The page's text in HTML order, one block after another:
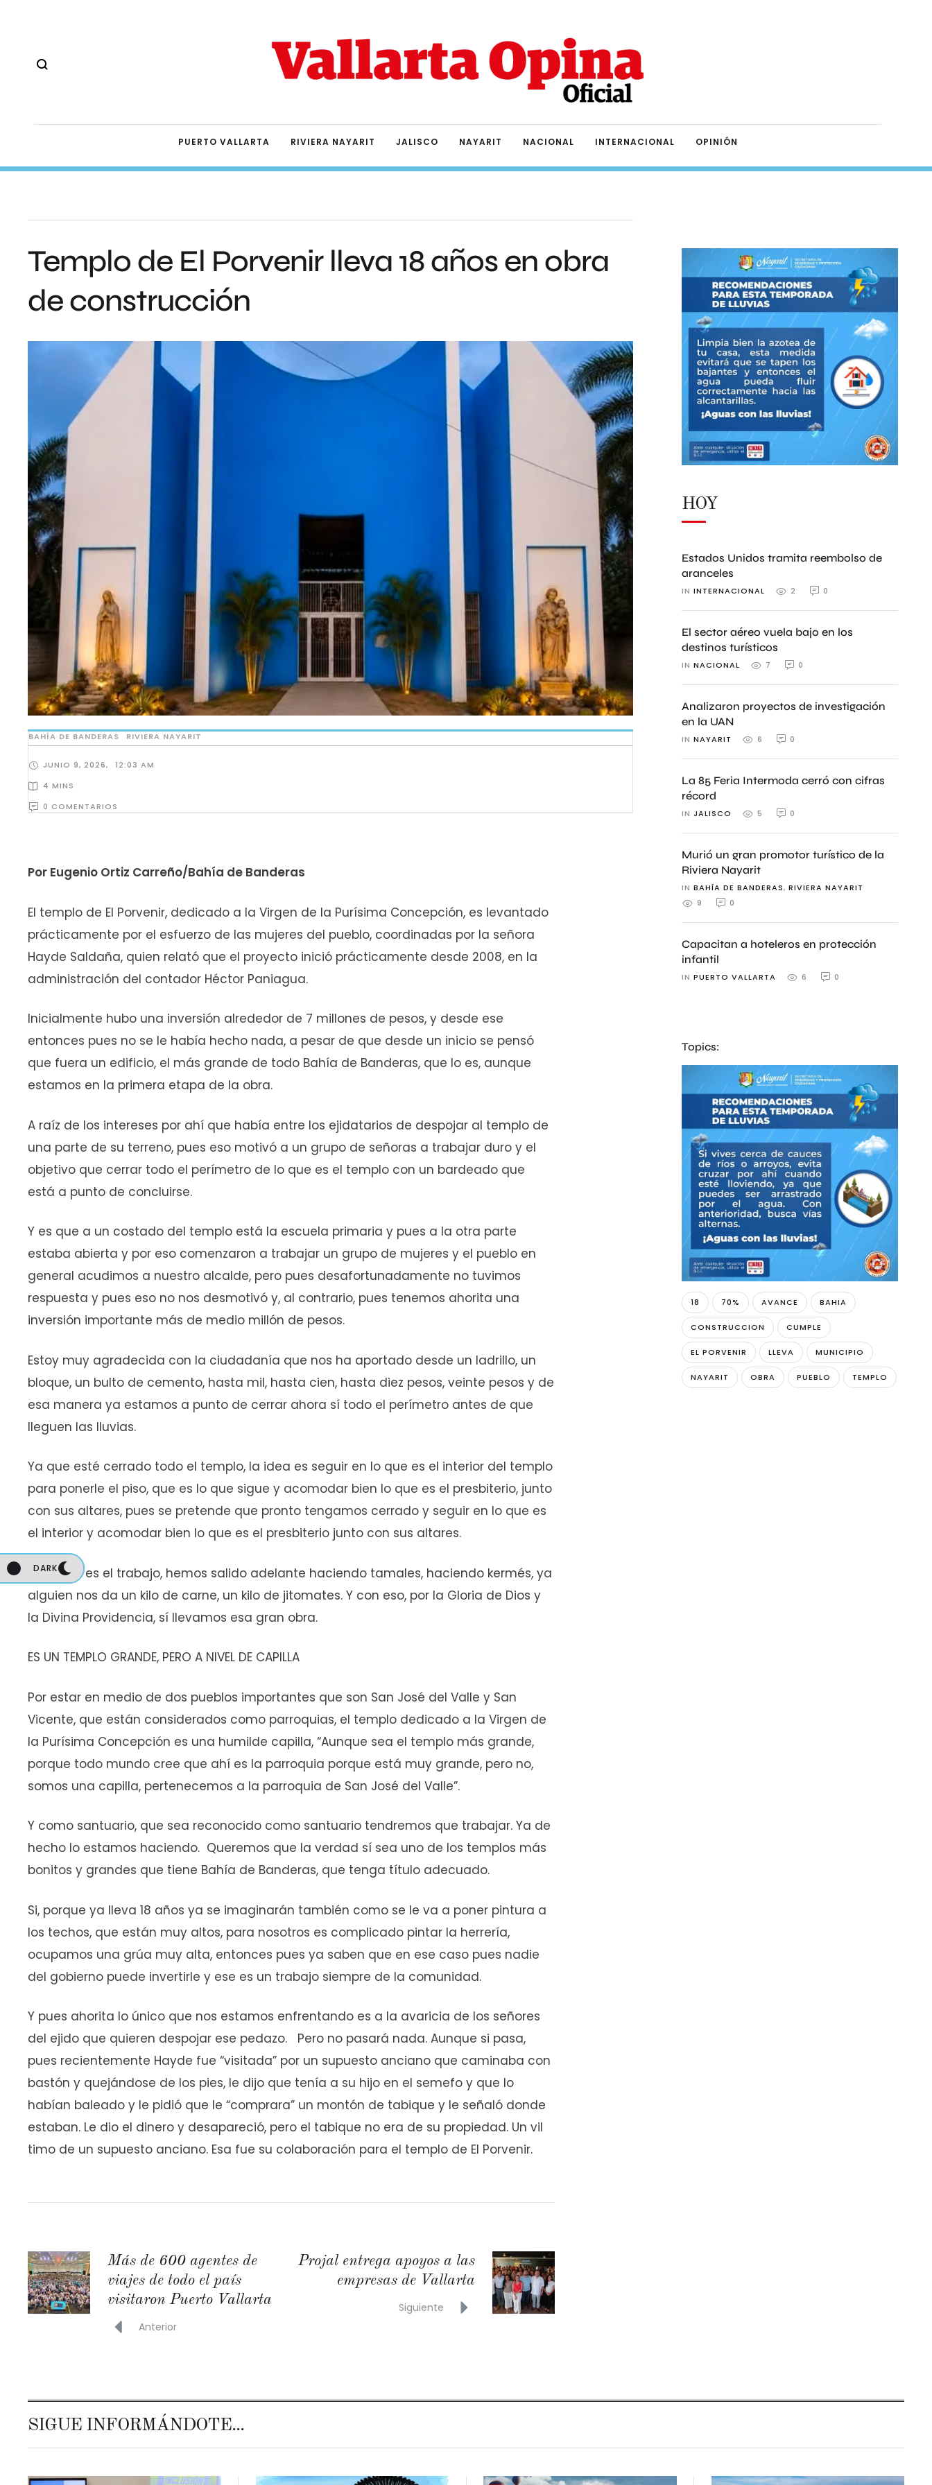
DARK
DARK
PUERTO VALLARTA RIVIERA NAYARIT JALISCO NAYARIT NACIONAL INTERNACIONAL OPINIÓN
Templo de El Porvenir lleva 18 años en obra
de construcción
BAHÍA DE BANDERAS RIVIERA NAYARIT
JUNIO 9, 2026,
12:03 AM
4 MINS
0 COMENTARIOS
Por Eugenio Ortiz Carreño/Bahía de Banderas
El templo de El Porvenir, dedicado a la Virgen de la Purísima Concepción, es levantado
prácticamente por el esfuerzo de las mujeres del pueblo, coordinadas por la señora
Hayde Saldaña, quien relató que el proyecto inició prácticamente desde 2008, en la
administración del contador Héctor Paniagua.
Inicialmente hubo una inversión alrededor de 7 millones de pesos, y desde ese
entonces pues no se le había hecho nada, a pesar de que desde un inicio se pensó
que fuera un edificio, el más grande de todo Bahía de Banderas, que lo es, aunque
estamos en la primera etapa de la obra.
A raíz de los intereses por ahí que había entre los ejidatarios de despojar al templo de
una parte de su terreno, pues eso motivó a un grupo de señoras a trabajar duro y el
objetivo que cerrar todo el perímetro de lo que es el templo con un bardeado que
está a punto de concluirse.
Y es que a un costado del templo está la escuela primaria y pues a la otra parte
estaba abierta y por eso comenzaron a trabajar un grupo de mujeres y el pueblo en
general acudimos a nuestro alcalde, pero pues desafortunadamente no tuvimos
respuesta y pues eso no nos desmotivó y, al contrario, pues tenemos ahorita una
inversión importante más de medio millón de pesos.
Estoy muy agradecida con la ciudadanía que nos ha aportado desde un ladrillo, un
bloque, un bulto de cemento, hasta mil, hasta cien, hasta diez pesos, veinte pesos y de
esa manera ya estamos a punto de cerrar ahora sí todo el perímetro antes de que
lleguen las lluvias.
Ya que esté cerrado todo el templo, la idea es seguir en lo que es el interior del templo
para ponerle el piso, que es lo que sigue y acomodar bien lo que es el presbiterio, junto
con sus altares, pues se pretende que pronto tengamos cerrado y seguir en lo que es
el interior y acomodar bien lo que es el presbiterio junto con sus altares.
En lo que es el trabajo, hemos salido adelante haciendo tamales, haciendo kermés, ya
alguien nos da un kilo de carne, un kilo de jitomates. Y con eso, por la Gloria de Dios y
la Divina Providencia, sí llevamos esa gran obra.
ES UN TEMPLO GRANDE, PERO A NIVEL DE CAPILLA
Por estar en medio de dos pueblos importantes que son San José del Valle y San
Vicente, que están considerados como parroquias, el templo dedicado a la Virgen de
la Purísima Concepción es una humilde capilla, “Aunque sea el templo más grande,
porque todo mundo cree que ahí es la parroquia porque está muy grande, pero no,
somos una capilla, pertenecemos a la parroquia de San José del Valle”.
Y como santuario, que sea reconocido como santuario tendremos que trabajar. Ya de
hecho lo estamos haciendo. Queremos que la verdad sí sea uno de los templos más
bonitos y grandes que tiene Bahía de Banderas, que tenga título adecuado.
Si, porque ya lleva 18 años ya se imaginarán también como se le va a poner pintura a
los techos, que están muy altos, para nosotros es complicado pintar la herrería,
ocupamos una grúa muy alta, entonces pues ya saben que en ese caso pues nadie
del gobierno puede invertirle y ese es un trabajo siempre de la comunidad.
Y pues ahorita lo único que nos estamos enfrentando es a la avaricia de los señores
del ejido que quieren despojar ese pedazo. Pero no pasará nada. Aunque si pasa,
pues recientemente Hayde fue “visitada” por un supuesto anciano que caminaba con
bastón y quejándose de los pies, le dijo que tenía a su hijo en el semefo y que lo
habían baleado y le pidió que le “comprara” un montón de tabique y le señaló donde
estaban. Le dio el dinero y desapareció, pero el tabique no era de su propiedad. Un vil
timo de un supuesto anciano. Esa fue su colaboración para el templo de El Porvenir.
Más de 600 agentes de
viajes de todo el país
visitaron Puerto Vallarta
Anterior
Projal entrega apoyos a las
empresas de Vallarta
Siguiente
HOY
Estados Unidos tramita reembolso de
aranceles
IN INTERNACIONAL 2 0
El sector aéreo vuela bajo en los
destinos turísticos
IN NACIONAL 7 0
Analizaron proyectos de investigación
en la UAN
IN NAYARIT 6 0
La 85 Feria Intermoda cerró con cifras
récord
IN JALISCO 5 0
Murió un gran promotor turístico de la
Riviera Nayarit
IN BAHÍA DE BANDERAS, RIVIERA NAYARIT
9
0
Capacitan a hoteleros en protección
infantil
IN PUERTO VALLARTA 6 0
Topics:
18 70% AVANCE BAHIA
CONSTRUCCION CUMPLE
EL PORVENIR LLEVA MUNICIPIO
NAYARIT OBRA PUEBLO TEMPLO
SIGUE INFORMÁNDOTE...